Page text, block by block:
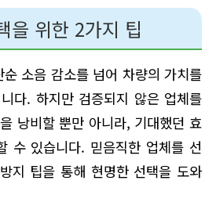
을 위한 2가지 팁
소음 감소를 넘어 차량의 가치를
다. 하지만 검증되지 않은 업체를
낭비할 뿐만 아니라, 기대했던 효
수 있습니다. 믿음직한 업체를 선
지 팁을 통해 현명한 선택을 도와